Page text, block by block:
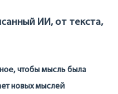
ИИ, от текста,
чтобы мысль была
новых мыслей